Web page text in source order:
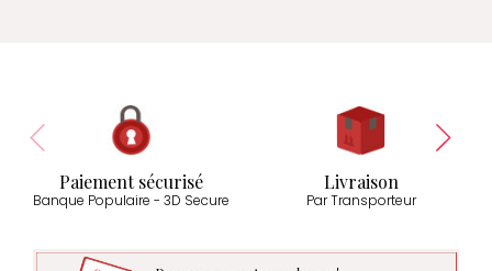
Paiement sécurisé
Banque Populaire - 3D Secure
Livraison
Par Transporteur